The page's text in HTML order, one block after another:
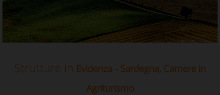
Strutture in Evidenza - Sardegna, Camere in
Agriturismo